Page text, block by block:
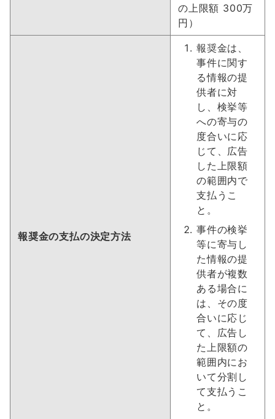
の上限額 300万
円）
報奨金の支払の決定方法
報奨金は、
事件に関す
る情報の提
供者に対
し、検挙等
への寄与の
度合いに応
じて、広告
した上限額
の範囲内で
支払うこ
と。
事件の検挙
等に寄与し
た情報の提
供者が複数
ある場合に
は、その度
合いに応じ
て、広告し
た上限額の
範囲内にお
いて分割し
て支払うこ
と。